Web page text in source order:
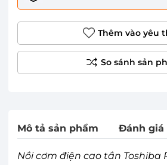
Thêm vào yêu
Mô tả sản phẩm Đánh giá
Nồi cơm điện cao tần Toshiba